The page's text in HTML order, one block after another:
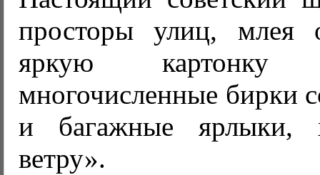
просторы улиц, млея
яркую
многочисленные бирки
и багажные ярлыки,
ветру».